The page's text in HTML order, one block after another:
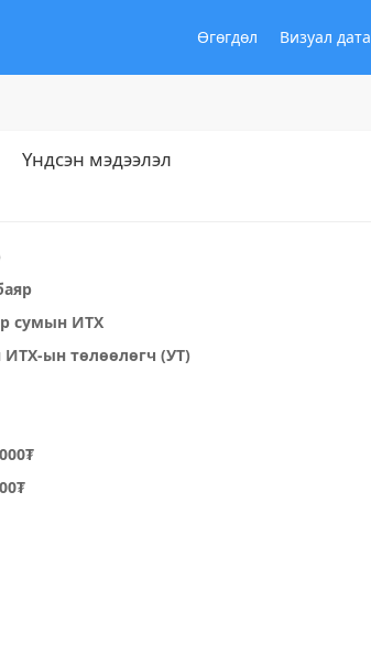
Өгөгдөл Визуал дата
Үндсэн мэдээлэл
сумын ИТХ
ын төлөөлөгч (УТ)